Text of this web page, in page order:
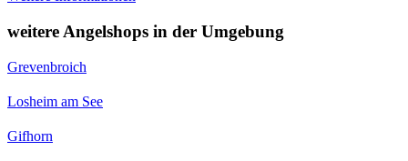
weitere Angelshops in der Umgebung
Grevenbroich
Losheim am See
Gifhorn